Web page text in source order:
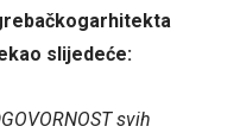
slijedeće:
svih